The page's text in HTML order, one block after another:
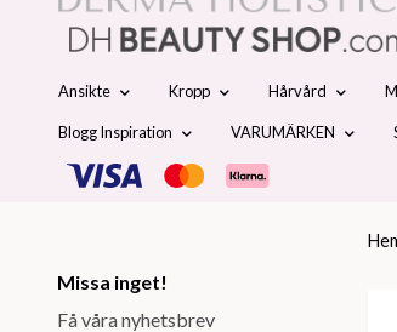
Ansikte Kropp Hårvård
Blogg Inspiration VARUMÄRKEN
Missa inget!
Få våra nyhetsbrev